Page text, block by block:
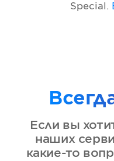
Special .
Если вы
наших
какие-то